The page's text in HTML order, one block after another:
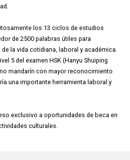
los 13 ciclos de estudios
de 2500 palabras útiles para
la vida cotidiana, laboral y académica.
5 del examen HSK (Hanyu Shuiping
mandarín con mayor reconocimiento
una importante herramienta laboral y
exclusivo a oportunidades de beca en
culturales.